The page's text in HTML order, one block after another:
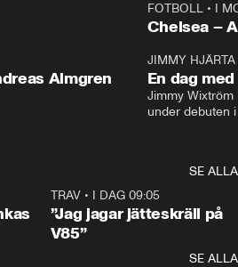
Plus
FOTBOLL• I
Almgren
JIMMY
En dag
Jimmy
under debuten
SE ALLA
TRAV• I DAG 09:05
”Jag jagar jätteskräll på
V85”
SE ALLA